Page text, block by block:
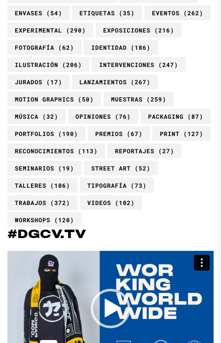
ENVASES (54) ETIQUETAS (35) EVENTOS (262)
EXPERIMENTAL (290) EXPOSICIONES (216)
FOTOGRAFÍA (62) IDENTIDAD (186)
ILUSTRACIÓN (206) INTERVENCIONES (247)
JURADOS (17) LANZAMIENTOS (267)
MOTION GRAPHICS (50) MUESTRAS (259)
MÚSICA (32) OPINIONES (76) PACKAGING (87)
PORTFOLIOS (190) PREMIOS (67) PRINT (127)
RECONOCIMIENTOS (113) REPORTAJES (27)
SEMINARIOS (19) STREET ART (52)
TALLERES (106) TIPOGRAFÍA (73)
TRABAJOS (372) VIDEOS (102)
WORKSHOPS (120)
#DGCV.TV
Reproductor